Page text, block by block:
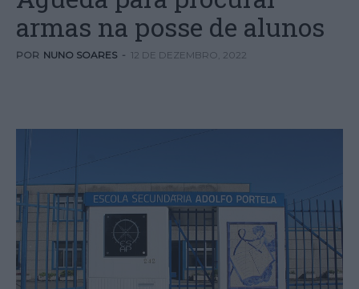
armas na posse de alunos
POR NUNO SOARES - 12 DE DEZEMBRO, 2022